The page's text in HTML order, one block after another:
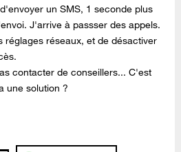
un SMS, 1 seconde plus
J'arrive à passser des appels.
réglages réseaux, et de désactiver
contacter de conseillers... C'est
une solution ?